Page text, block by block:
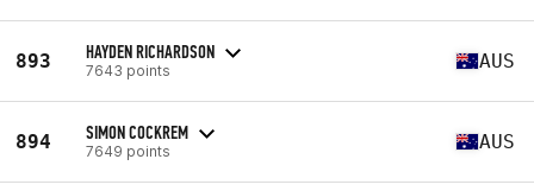
893 HAYDEN RICHARDSON
7643 points AUS
894 SIMON COCKREM
7649 points AUS